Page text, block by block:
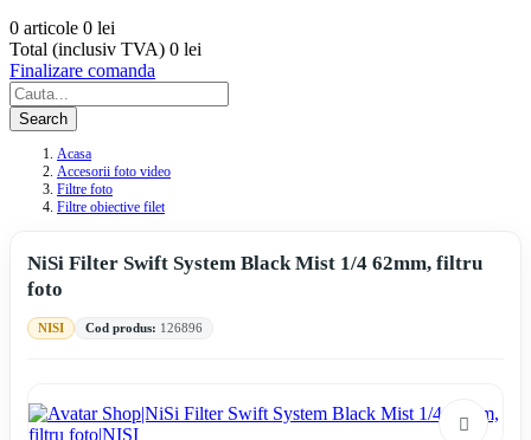
0 articole 0 lei
Total (inclusiv TVA) 0 lei
Finalizare comanda
Search
Acasa
Accesorii foto video
Filtre foto
Filtre obiective filet
NiSi Filter Swift System Black Mist 1/4 62mm, filtru
foto
NISI Cod produs: 126896